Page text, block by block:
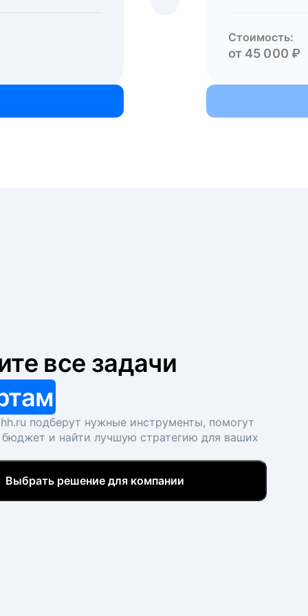
Стоимость:
от 45 000 ₽
все задачи
подберут нужные инструменты, помогут
бюджет и найти лучшую стратегию для ваших
Выбрать решение для компании